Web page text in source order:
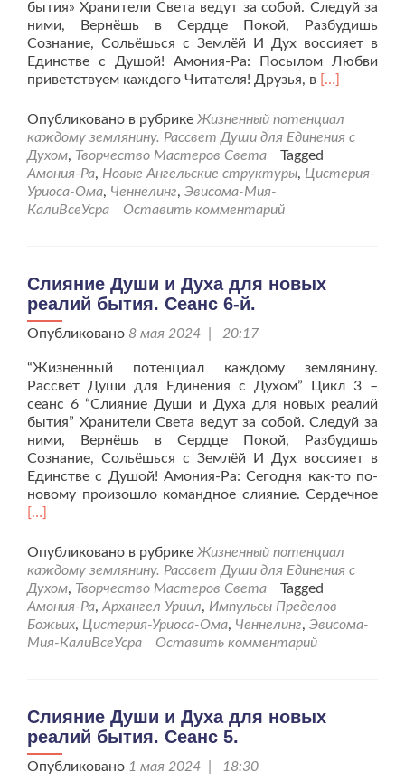
бытия» Хранители Света ведут за собой. Следуй за
ними, Вернёшь в Сердце Покой, Разбудишь
Сознание, Сольёшься с Землёй И Дух воссияет в
Единстве с Душой! Амония-Ра: Посылом Любви
приветствуем каждого Читателя! Друзья, в Читать
проСлияние
Души
и
Духа
7.
[…]
Опубликовано в рубрике Жизненный потенциал
каждому землянину. Рассвет Души для Единения с
Духом, Творчество Мастеров Света
Tagged
Амония-Ра, Новые Ангельские структуры, Цистерия-
Уриоса-Ома, Ченнелинг, Эвисома-Мия-
КалиВсеУсра
Оставить комментарий
Слияние Души и Духа для новых
реалий бытия. Сеанс 6-й.
Опубликовано 8 мая 2024 | 20:17
“Жизненный потенциал каждому землянину.
Рассвет Души для Единения с Духом” Цикл 3 –
сеанс 6 “Слияние Души и Духа для новых реалий
бытия” Хранители Света ведут за собой. Следуй за
ними, Вернёшь в Сердце Покой, Разбудишь
Сознание, Сольёшься с Землёй И Дух воссияет в
Единстве с Душой! Амония-Ра: Сегодня как-то по-
новому произошло командное слияние. Сердечное
[…]
Опубликовано в рубрике Жизненный потенциал
каждому землянину. Рассвет Души для Единения с
Духом, Творчество Мастеров Света
Tagged
Амония-Ра,Архангел Уриил, Импульсы Пределов
Божьих, Цистерия-Уриоса-Ома, Ченнелинг, Эвисома-
Мия-КалиВсеУсра
Оставить комментарий
Слияние Души и Духа для новых
реалий бытия. Сеанс 5.
Опубликовано 1 мая 2024 | 18:30